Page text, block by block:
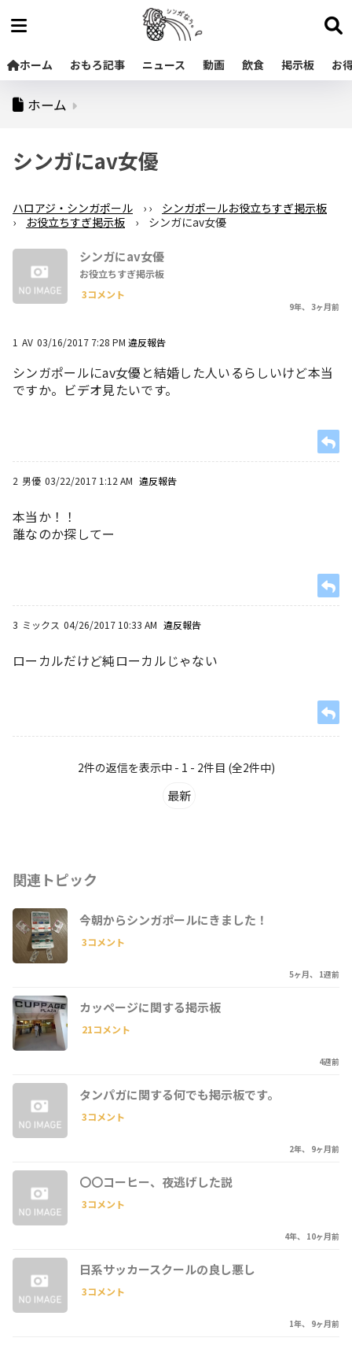
ホーム おもろ記事 ニュース 動画 飲食 掲示板 お
ホーム
シンガにav女優
ハロアジ・シンガポール › ›
シンガポールお役立ちすぎ掲示板
›
お役立ちすぎ掲示板 › シンガにav女優
シンガにav女優
お役立ちすぎ掲示板
3コメント
9年、 3ヶ月前
1 AV 03/16/2017 7:28 PM 違反報告
シンガポールにav女優と結婚した人いるらしいけど本当
ですか。ビデオ見たいです。
2 男優 03/22/2017 1:12 AM 違反報告
本当か！！
誰なのか探してー
3 ミックス 04/26/2017 10:33 AM 違反報告
ローカルだけど純ローカルじゃない
2件の返信を表示中 - 1 - 2件目 (全2件中)
最新
関連トピック
今朝からシンガポールにきました！
3コメント
5ヶ月、 1週前
カッページに関する掲示板
21コメント
4週前
タンパガに関する何でも掲示板です。
3コメント
2年、 9ヶ月前
〇〇コーヒー、夜逃げした説
3コメント
4年、 10ヶ月前
日系サッカースクールの良し悪し
3コメント
1年、 9ヶ月前